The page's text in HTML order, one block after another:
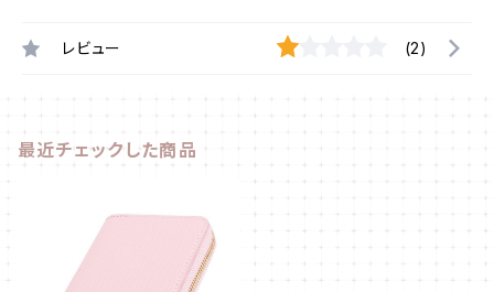
レビュー (2)
最近チェックした商品